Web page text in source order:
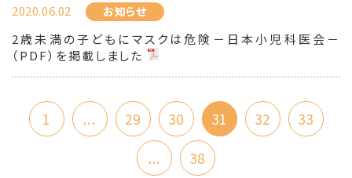
2020.06.02 お知らせ
2歳未満の子どもにマスクは危険－日本小児科医会－
（PDF）を掲載しました
1 ... 29 30 31 32
33
...
38